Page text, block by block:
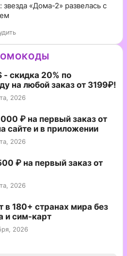
звезда «Дома-2» развелась с
- скидка 20% по
на любой заказ от 3199₽!
2026
₽ на первый заказ от
сайте и в приложении
2026
₽ на первый заказ от
2026
в 180+ странах мира без
и сим-карт
2026